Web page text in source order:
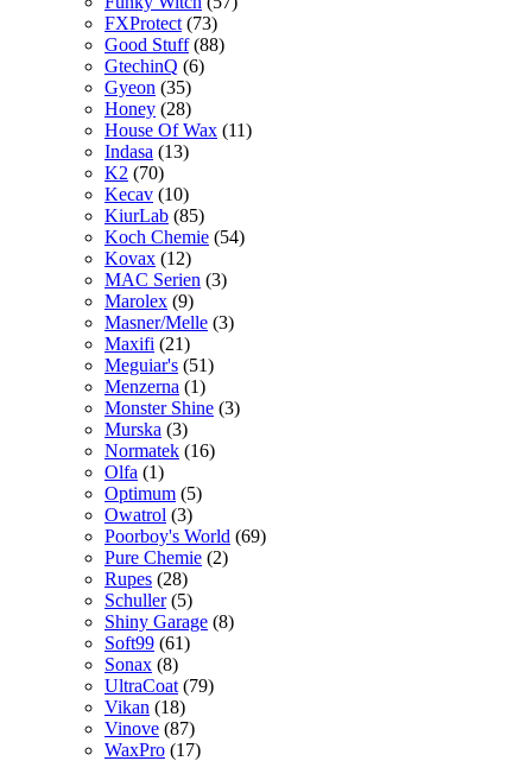
FXProtect (73)
Good Stuff (88)
GtechinQ (6)
Gyeon (35)
Honey (28)
House Of Wax (11)
Indasa (13)
K2 (70)
Kecav (10)
KiurLab (85)
Koch Chemie (54)
Kovax (12)
MAC Serien (3)
Marolex (9)
Masner/Melle (3)
Maxifi (21)
Meguiar's (51)
Menzerna (1)
Monster Shine (3)
Murska (3)
Normatek (16)
Olfa (1)
Optimum (5)
Owatrol (3)
Poorboy's World (69)
Pure Chemie (2)
Rupes (28)
Schuller (5)
Shiny Garage (8)
Soft99 (61)
Sonax (8)
UltraCoat (79)
Vikan (18)
Vinove (87)
WaxPro (17)